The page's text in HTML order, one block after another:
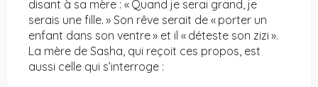
disant à sa mère : « Quand je serai grand, je
serais une fille. » Son rêve serait de « porter un
enfant dans son ventre » et il « déteste son zizi ».
La mère de Sasha, qui reçoit ces propos, est
aussi celle qui s’interroge :